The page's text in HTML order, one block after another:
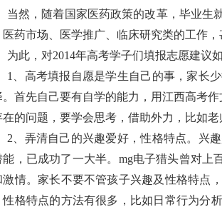
当然，随着国家医药政策的改革，毕业生
医药市场、医学推广、临床研究类的工作
为此，对2014年高考学子们填报志愿建议如
1
、高考填报自愿是学生自己的事，家长
。首先自己要有自学的能力，用江西高考
在的问题，要学会思考，借助外力，比如老
2 、弄清自己的兴趣爱好，性格特点。兴
能，已成功了一大半。mg电子猎头曾对上
激情。家长不要不管孩子兴趣及性格特点
性格特点的方法有很多，比如日常行为分